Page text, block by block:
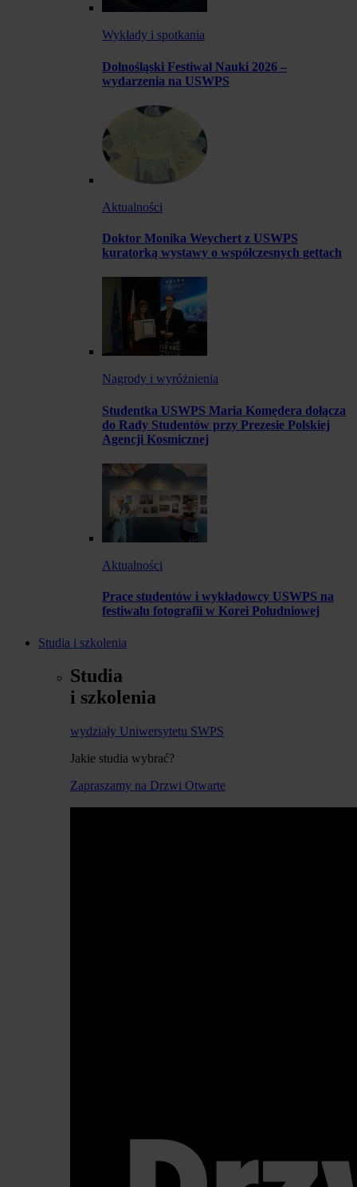
Wykłady i spotkania
Dolnośląski Festiwal Nauki 2026 –
wydarzenia na USWPS
Aktualności
Doktor Monika Weychert z USWPS
kuratorką wystawy o współczesnych gettach
Nagrody i wyróżnienia
Studentka USWPS Maria Komędera dołącza
do Rady Studentów przy Prezesie Polskiej
Agencji Kosmicznej
Aktualności
Prace studentów i wykładowcy USWPS na
festiwalu fotografii w Korei Południowej
Studia i szkolenia
Studia
i szkolenia
wydziały Uniwersytetu SWPS
Jakie studia wybrać?
Zapraszamy na Drzwi Otwarte